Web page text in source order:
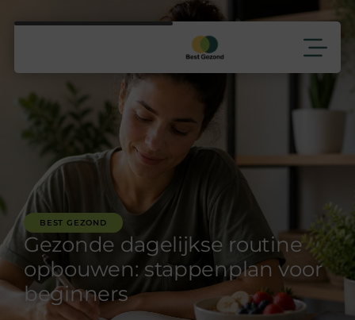
BEST GEZOND
Gezonde dagelijkse routine
opbouwen: stappenplan voor
beginners